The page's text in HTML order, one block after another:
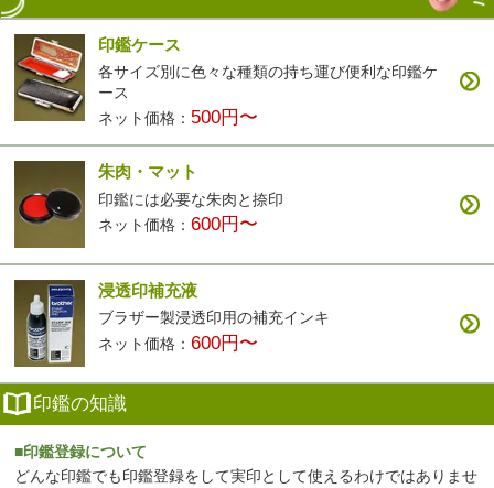
印鑑ケース
各サイズ別に色々な種類の持ち運び便利な印鑑ケ
ース
ネット価格： 500円〜
朱肉・マット
印鑑には必要な朱肉と捺印
ネット価格：600円〜
浸透印補充液
ブラザー製浸透印用の補充インキ
ネット価格：600円〜
印鑑の知識
■印鑑登録について
どんな印鑑でも印鑑登録をして実印として使えるわけではありませ